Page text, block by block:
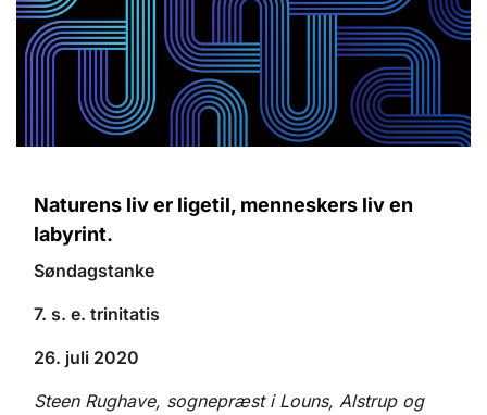
Naturens liv er ligetil, menneskers liv en
labyrint.
Søndagstanke
7. s. e. trinitatis
26. juli 2020
Steen Rughave, sognepræst i Louns, Alstrup og